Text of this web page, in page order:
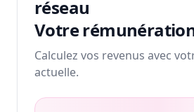
réseau
Votre
Calculez vos revenus avec
actuelle.